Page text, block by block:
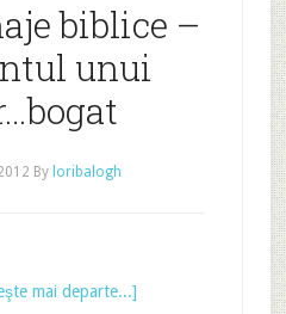
biblice –
unui
By loribalogh
mai departe...]